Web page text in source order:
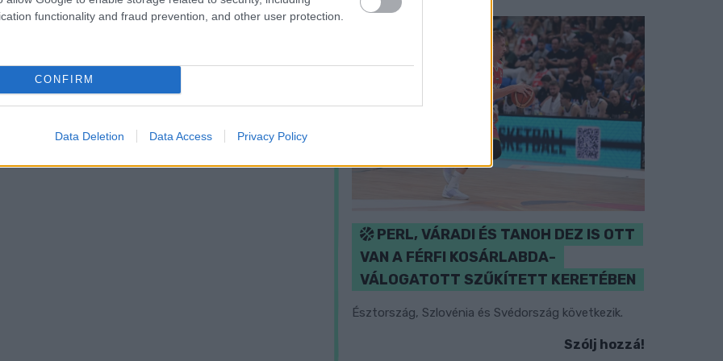
functionality and fraud prevention, and other user protection.
CONFIRM
Data Deletion Data Access Privacy Policy
PERL, VÁRADI ÉS TANOH DEZ IS OTT
VAN A FÉRFI KOSÁRLABDA-
VÁLOGATOTT SZŰKÍTETT KERETÉBEN
Észtország, Szlovénia és Svédország következik.
Szólj hozzá!